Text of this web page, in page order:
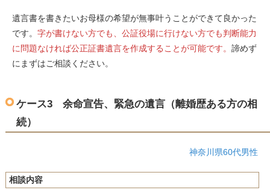
遺言書を書きたいお母様の希望が無事叶うことができて良かった
です。 字が書けない方でも、公証役場に行けない方でも判断能力
に問題なければ公正証書遺言を作成することが可能です。 諦めず
にまずはご相談ください。
ケース3 余命宣告、緊急の遺言（離婚歴ある方の相
続）
神奈川県60代男性
相談内容